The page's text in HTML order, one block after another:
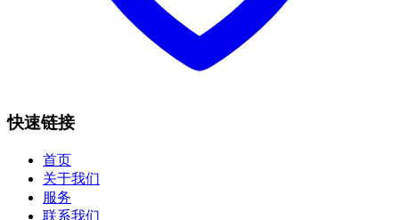
快速链接
首页
关于我们
服务
联系我们